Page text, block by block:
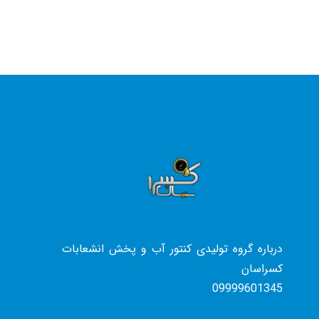
درباره گروه تولیدی کنتور آب و پخش انشعابات
کسراسان
09999601345